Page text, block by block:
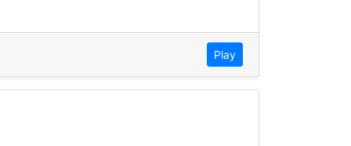
Play